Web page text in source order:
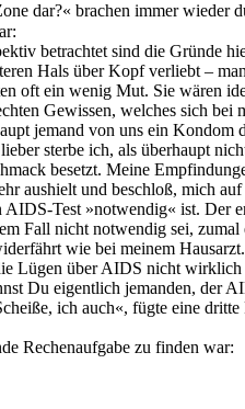
dar?« brachen immer wieder
betrachtet sind die Gründe
Hals über Kopf verliebt –
oft ein wenig Mut. Sie wären
Gewissen, welches sich
jemand von uns ein Kondom
sterbe ich, als überhaupt
besetzt. Meine
aushielt und beschloß, mich
AIDS-Test »notwendig« ist. Der
Fall nicht notwendig sei, zumal
wie bei meinem
Lügen über AIDS nicht
Du eigentlich jemanden, der
ich auch«, fügte eine dritte
Rechenaufgabe zu finden war: